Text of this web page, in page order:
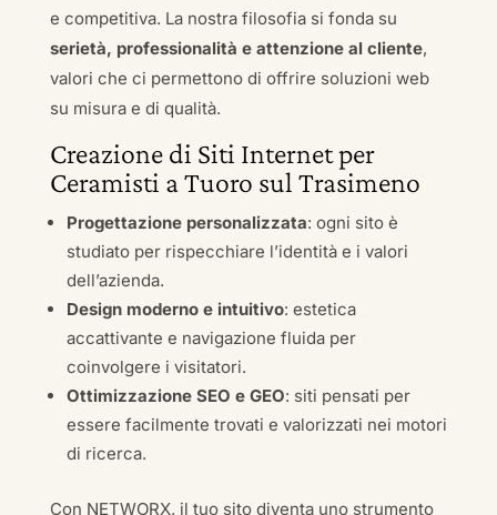
e competitiva. La nostra filosofia si fonda su
serietà, professionalità e attenzione al cliente,
valori che ci permettono di offrire soluzioni web
su misura e di qualità.
Creazione di Siti Internet per
Ceramisti a Tuoro sul Trasimeno
Progettazione personalizzata: ogni sito è
studiato per rispecchiare l’identità e i valori
dell’azienda.
Design moderno e intuitivo: estetica
accattivante e navigazione fluida per
coinvolgere i visitatori.
Ottimizzazione SEO e GEO: siti pensati per
essere facilmente trovati e valorizzati nei motori
di ricerca.
Con NETWORX, il tuo sito diventa uno strumento